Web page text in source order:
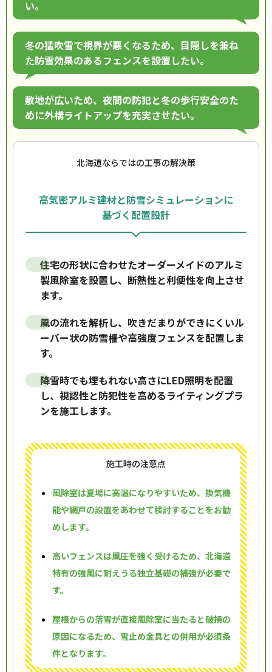
い。
冬の猛吹雪で視界が悪くなるため、目隠しを兼ね
た防雪効果のあるフェンスを設置したい。
敷地が広いため、夜間の防犯と冬の歩行安全のた
めに外構ライトアップを充実させたい。
北海道ならではの工事の解決策
高気密アルミ建材と防雪シミュレーションに
基づく配置設計
住宅の形状に合わせたオーダーメイドのアルミ
製風除室を設置し、断熱性と利便性を向上させ
ます。
風の流れを解析し、吹きだまりができにくいル
ーバー状の防雪柵や高強度フェンスを配置しま
す。
降雪時でも埋もれない高さにLED照明を配置
し、視認性と防犯性を高めるライティングプラ
ンを施工します。
施工時の注意点
風除室は夏場に高温になりやすいため、換気機
能や網戸の設置をあわせて検討することをお勧
めします。
高いフェンスは風圧を強く受けるため、北海道
特有の強風に耐えうる独立基礎の補強が必要で
す。
屋根からの落雪が直接風除室に当たると破損の
原因になるため、雪止め金具との併用が必須条
件となります。